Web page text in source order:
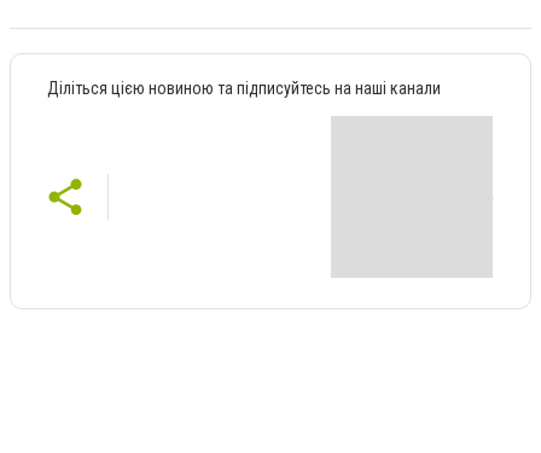
Діліться цією новиною та підписуйтесь на наші канали